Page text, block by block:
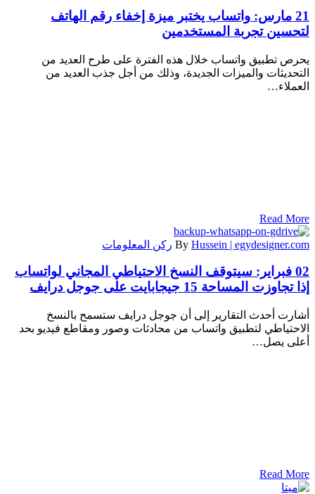
21 مارس:
واتساب يختبر ميزة إخفاء رقم الهاتف
لتحسين تجربة المستخدمين
يحرص تطبيق واتساب خلال هذه الفترة على طرح العديد من
التحديثات والميزات الجديدة، وذلك من أجل جذب العديد من
العملاء…
Read More
By Hussein | egydesigner.com ركن المعلومات
02 فبراير:
سيتوقف النسخ الاحتياطي المجاني لواتساب
إذا تجاوزت المساحة 15 جيجابايت على جوجل درايف
أشارت أحدث التقارير إلى أن جوجل درايف ستسمح بالنسخ
الاحتياطي لتطبيق واتساب من محادثات وصور ومقاطع فيديو بحد
أعلى يصل…
Read More